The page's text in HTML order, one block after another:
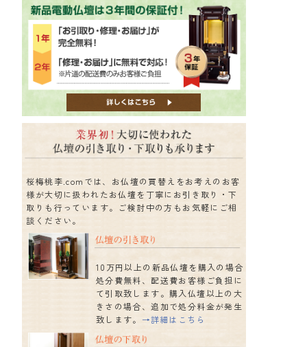
桜梅桃李.comでは、お仏壇の買替えをお考えのお客
様が大切に扱われたお仏壇を丁寧にお引き取り・下
取りも行っています。ご検討中の方もお気軽にご相
談ください。
10万円以上の新品仏壇を購入の場合
処分費無料、配送費お客様ご負担に
て引取致します。購入仏壇以上の大
きさの場合、追加で処分料金が発生
致します。 →詳細はこちら